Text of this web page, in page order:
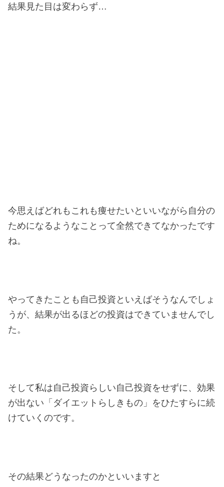
結果見た目は変わらず…
今思えばどれもこれも痩せたいといいながら自分の
ためになるようなことって全然できてなかったです
ね。
やってきたことも自己投資といえばそうなんでしょ
うが、結果が出るほどの投資はできていませんでし
た。
そして私は自己投資らしい自己投資をせずに、効果
が出ない「ダイエットらしきもの」をひたすらに続
けていくのです。
その結果どうなったのかといいますと